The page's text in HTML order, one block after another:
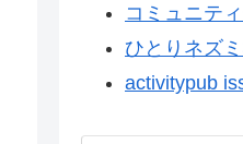
コミュニテ
ひとりネズ
activitypub